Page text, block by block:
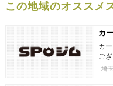
この地域のオススメ
カ
カ
ご
埼